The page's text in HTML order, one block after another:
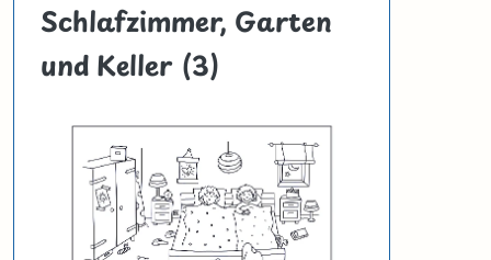
Schlafzimmer, Garten
und Keller (3)